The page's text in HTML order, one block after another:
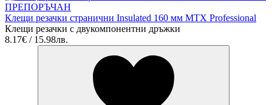
ПРЕПОРЪЧАН
Клещи резачки странични Insulated 160 мм MTX Professional
Клещи резачки с двукомпонентни дръжки
8.17€ / 15.98лв.